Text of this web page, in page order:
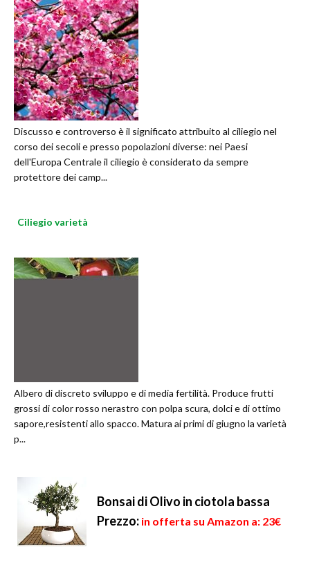
Discusso e controverso è il significato attribuito al ciliegio nel
corso dei secoli e presso popolazioni diverse: nei Paesi
dell'Europa Centrale il ciliegio è considerato da sempre
protettore dei camp...
Ciliegio varietà
Albero di discreto sviluppo e di media fertilità. Produce frutti
grossi di color rosso nerastro con polpa scura, dolci e di ottimo
sapore,resistenti allo spacco. Matura ai primi di giugno la varietà
p...
Bonsai di Olivo in ciotola bassa
Prezzo: in offerta su Amazon a: 23€